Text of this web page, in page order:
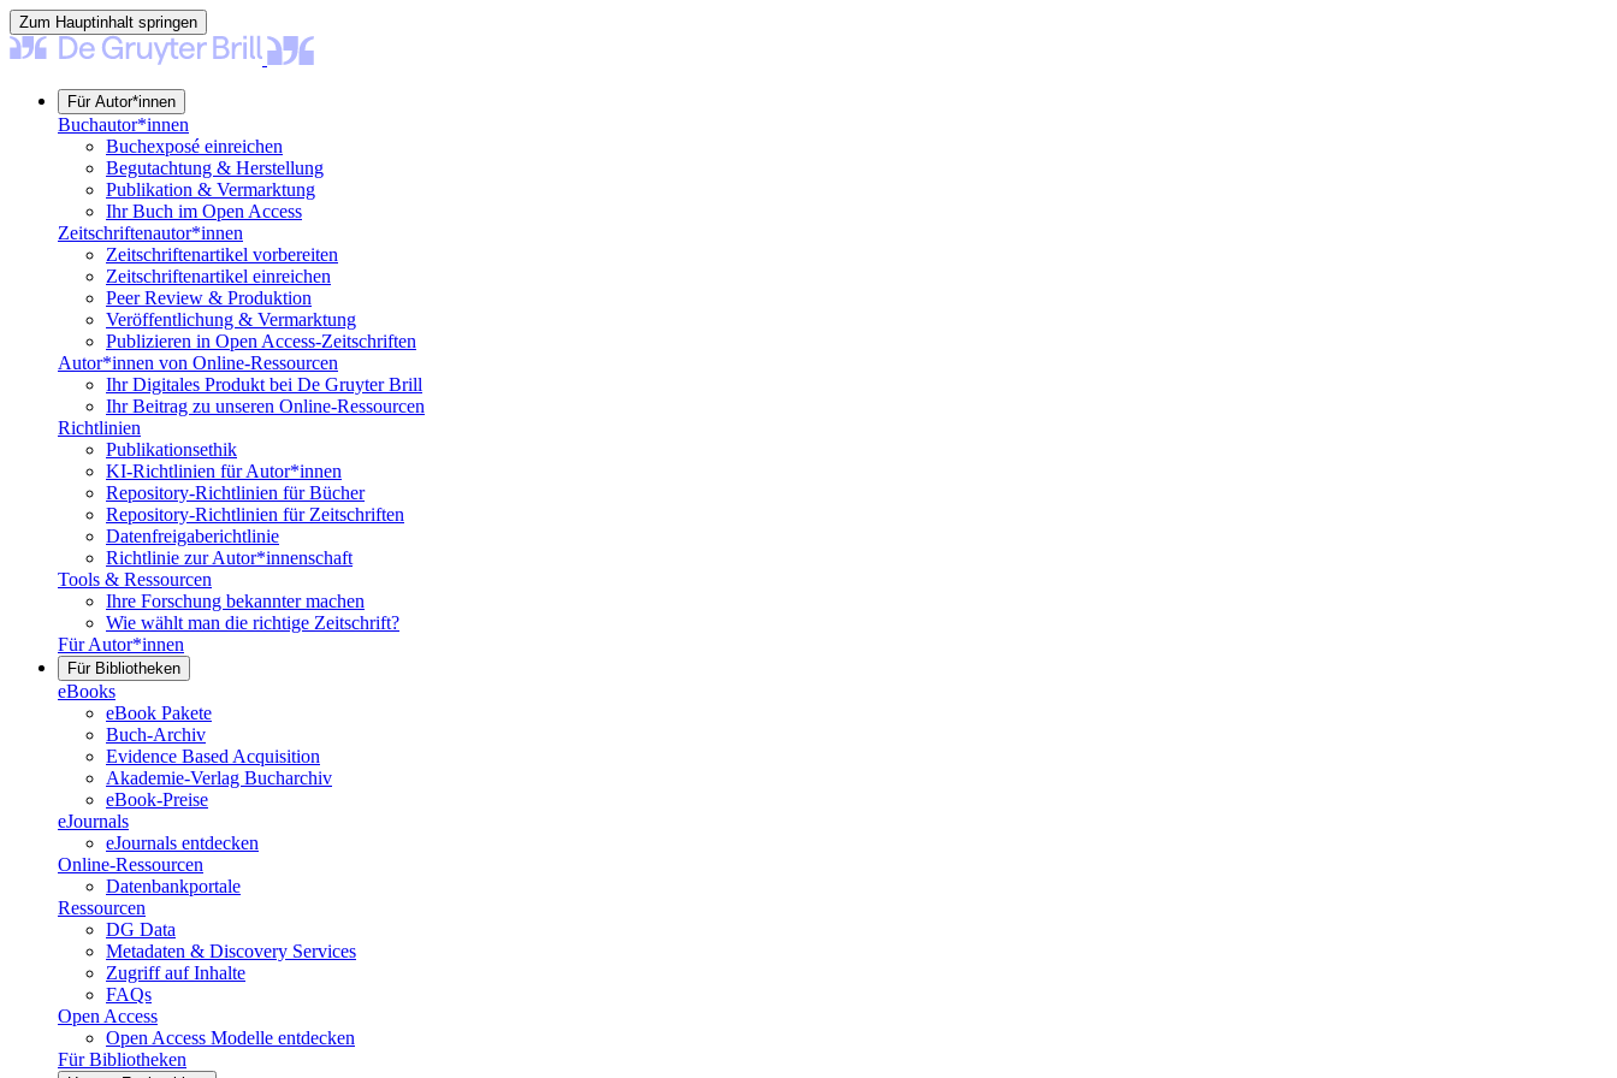
Zum Hauptinhalt springen
Für Autor*innen
Buchautor*innen
Buchexposé einreichen
Begutachtung & Herstellung
Publikation & Vermarktung
Ihr Buch im Open Access
Zeitschriftenautor*innen
Zeitschriftenartikel vorbereiten
Zeitschriftenartikel einreichen
Peer Review & Produktion
Veröffentlichung & Vermarktung
Publizieren in Open Access-Zeitschriften
Autor*innen von Online-Ressourcen
Ihr Digitales Produkt bei De Gruyter Brill
Ihr Beitrag zu unseren Online-Ressourcen
Richtlinien
Publikationsethik
KI-Richtlinien für Autor*innen
Repository-Richtlinien für Bücher
Repository-Richtlinien für Zeitschriften
Datenfreigaberichtlinie
Richtlinie zur Autor*innenschaft
Tools & Ressourcen
Ihre Forschung bekannter machen
Wie wählt man die richtige Zeitschrift?
Für Autor*innen
Für Bibliotheken
eBooks
eBook Pakete
Buch-Archiv
Evidence Based Acquisition
Akademie-Verlag Bucharchiv
eBook-Preise
eJournals
eJournals entdecken
Online-Ressourcen
Datenbankportale
Ressourcen
DG Data
Metadaten & Discovery Services
Zugriff auf Inhalte
FAQs
Open Access
Open Access Modelle entdecken
Für Bibliotheken